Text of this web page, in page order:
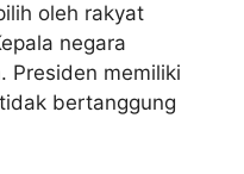
oleh rakyat
negara
Presiden memiliki
bertanggung